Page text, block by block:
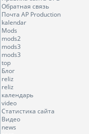
Обратная связь
Почта AP Production
kalendar
Mods
mods2
mods3
mods3
top
Блог
reliz
reliz
календарь
video
Статистика сайта
Видео
news